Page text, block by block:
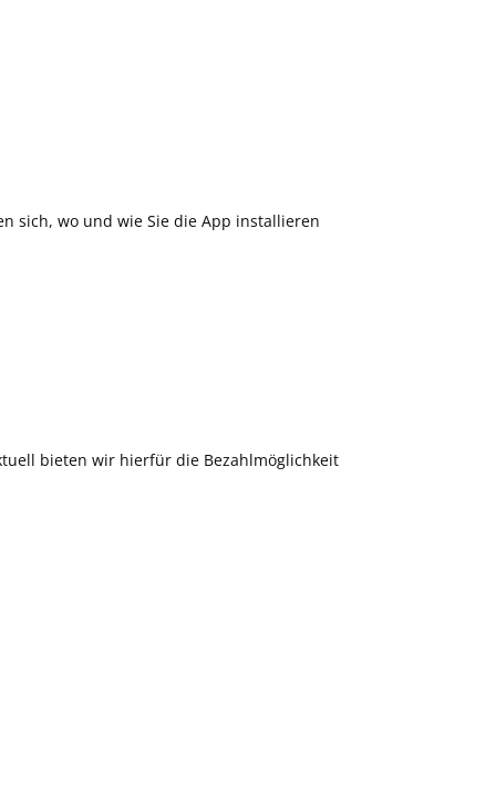
sich, wo und wie Sie die App installieren
bieten wir hierfür die Bezahlmöglichkeit